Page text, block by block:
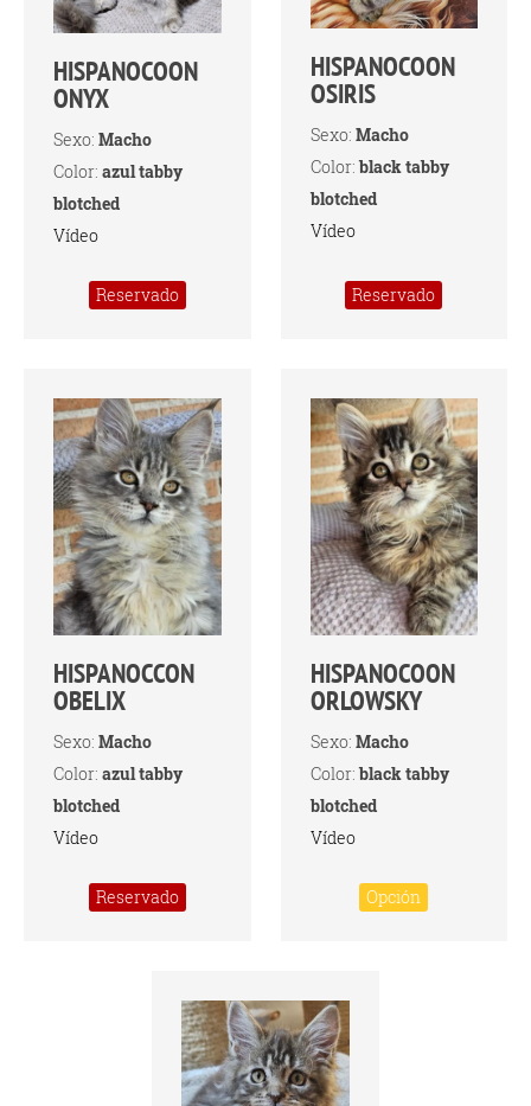
HISPANOCOON
ONYX
Sexo: Macho
Color: azul tabby
blotched
Vídeo
Reservado
HISPANOCOON
OSIRIS
Sexo: Macho
Color:black tabby
blotched
Vídeo
Reservado
HISPANOCCON
OBELIX
Sexo: Macho
Color: azul tabby
blotched
Vídeo
Reservado
HISPANOCOON
ORLOWSKY
Sexo: Macho
Color:black tabby
blotched
Vídeo
Opción